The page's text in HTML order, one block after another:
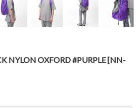
NYLON OXFORD #PURPLE [NN-